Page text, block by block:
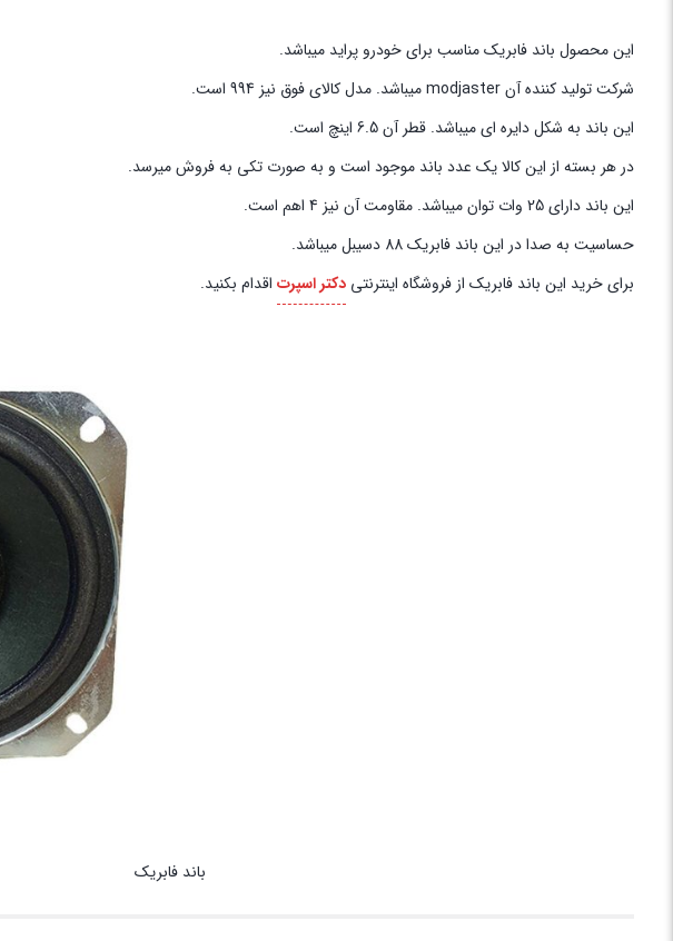
این محصول باند فابریک مناسب برای خودرو پراید میباشد.
شرکت تولید کننده آن modjaster میباشد. مدل کالای فوق نیز 994 است.
این باند به شکل دایره ای میباشد. قطر آن 6.5 اینچ است.
در هر بسته از این کالا یک عدد باند موجود است و به صورت تکی به فروش میرسد.
این باند دارای 25 وات توان میباشد. مقاومت آن نیز 4 اهم است.
حساسیت به صدا در این باند فابریک 88 دسیبل میباشد.
برای خرید این باند فابریک از فروشگاه اینترنتی دکتر اسپرت اقدام بکنید.
باند فابریک